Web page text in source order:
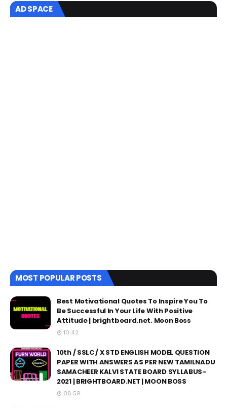
AD SPACE
MOST POPULAR POSTS
Best Motivational Quotes To Inspire You To
Be Successful In Your Life With Positive
Attitude | brightboard.net. Moon Boss
10:42
10th / SSLC / X STD ENGLISH MODEL QUESTION
PAPER WITH ANSWERS AS PER NEW TAMILNADU
SAMACHEER KALVI STATE BOARD SYLLABUS-
2021 | BRIGHTBOARD.NET | MOON BOSS
08:59